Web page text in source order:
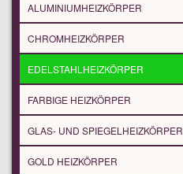
ALUMINIUMHEIZKÖRPER
CHROMHEIZKÖRPER
EDELSTAHLHEIZKÖRPER
FARBIGE HEIZKÖRPER
GLAS- UND SPIEGELHEIZKÖRPER
GOLD HEIZKÖRPER